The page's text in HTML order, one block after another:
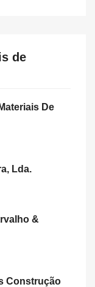
de
De
Lda.
&
Construção